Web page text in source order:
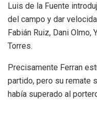
Luis de la Fuente
del campo y dar
Fabián Ruiz, Dani Olmo,
Torres.
Precisamente Ferran
partido, pero su remate
había superado al